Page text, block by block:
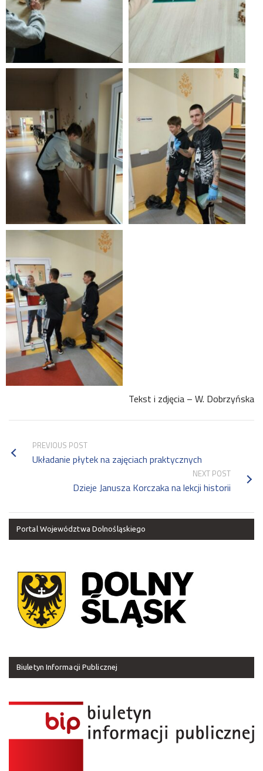
Tekst i zdjęcia – W. Dobrzyńska
PREVIOUS POST
Układanie płytek na zajęciach praktycznych
NEXT POST
Dzieje Janusza Korczaka na lekcji historii
Portal Województwa Dolnośląskiego
Biuletyn Informacji Publicznej